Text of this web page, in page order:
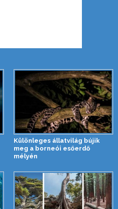
Különleges állatvilág bújik
meg a borneói esőerdő
mélyén